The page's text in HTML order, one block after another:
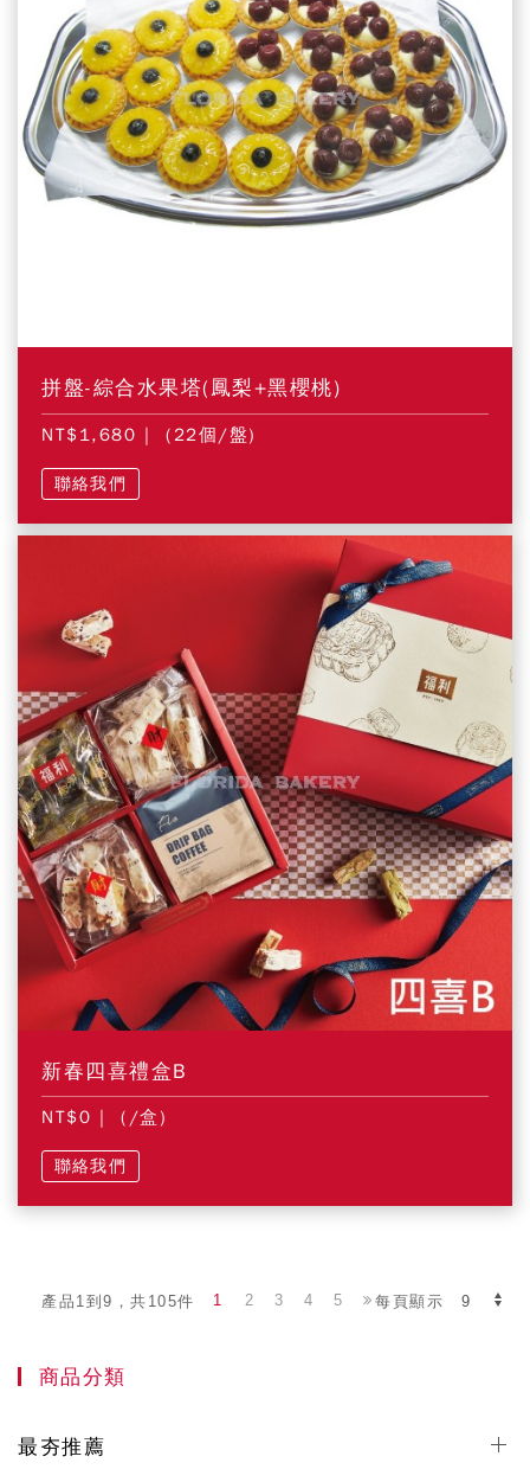
拼盤-綜合水果塔(鳳梨+黑櫻桃)
NT$1,680 | (22個/盤)
聯絡我們
新春四喜禮盒B
NT$0 | (/盒)
聯絡我們
產品1到9，共105件 每頁顯示
1 2 3 4 5
商品分類
最夯推薦